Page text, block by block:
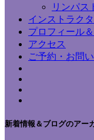
リンパス
インストラク
プロフィール
アクセス
ご予約・お問
新着情報＆ブログのアー